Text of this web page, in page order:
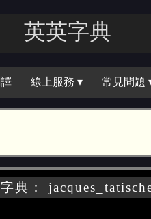
英英字典
線上服務 ▾ 常見問題
典：